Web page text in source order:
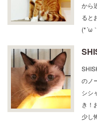
ると
(*´ω
のノ
シシ
き！
少し